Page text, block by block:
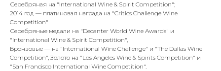
Серебряная на "International Wine & Spirit Competition";
2014 год — платиновая награда на "Critics Challenge Wine
Competition"
Серебряные медали на "Decanter World Wine Awards" и
"International Wine & Spirit Competition",
Бронзовые — на "International Wine Challenge" и "The Dallas Wine
Competition", Золото на "Los Angeles Wine & Spirits Competition" и
"San Francisco International Wine Competition".